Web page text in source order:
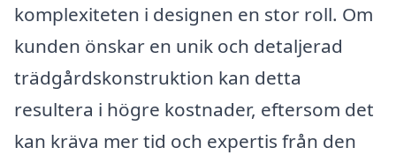
komplexiteten i designen en stor roll. Om
kunden önskar en unik och detaljerad
trädgårdskonstruktion kan detta
resultera i högre kostnader, eftersom det
kan kräva mer tid och expertis från den